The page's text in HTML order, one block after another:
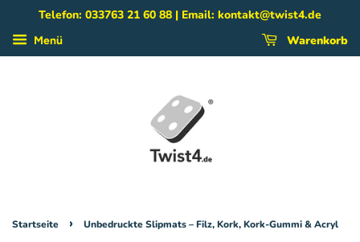
Telefon: 033763 21 60 88 | Email: kontakt@twist4.de
Menü Warenkorb
Startseite › Unbedruckte Slipmats – Filz, Kork, Kork-Gummi & Acryl